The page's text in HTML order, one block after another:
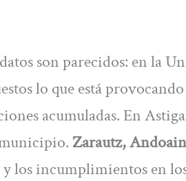
son parecidos: en la
lo que está
acumuladas. En
Zarautz, Andoain
los incumplimientos en